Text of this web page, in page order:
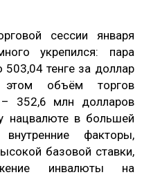
сессии января
укрепился: пара
503,04 тенге за доллар
объём торгов
352,6 млн долларов
нацвалюте в большей
факторы,
базовой ставки,
инвалюты на